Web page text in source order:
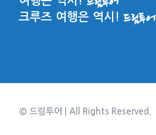
크루즈 여행은 역시! 드림투어
© 드림투어 | All Rights Reserved.